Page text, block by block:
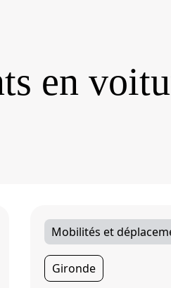
en
Mobilités et
Gironde